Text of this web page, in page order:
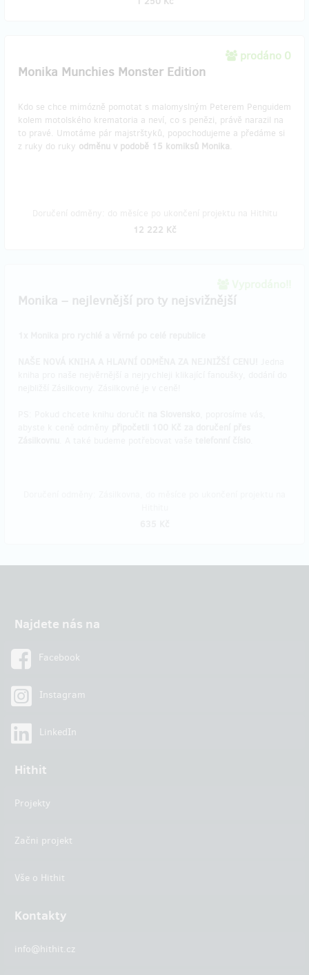
prodáno 0
Monika Munchies Monster Edition
Kdo se chce mimózně pomotat s malomyslným Peterem Penguidem
kolem motolského krematoria a neví, co s penězi, právě narazil na
to pravé. Umotáme pár majstrštyků, popochodujeme a předáme si
z ruky do ruky odměnu v podobě 15 komiksů Monika.
12 222 Kč
Monika – nejlevnější pro ty nejsvižnější
Najdete nás na
Facebook
Instagram
LinkedIn
Hithit
Projekty
Začni projekt
Vše o Hithit
Kontakty
info@hithit.cz